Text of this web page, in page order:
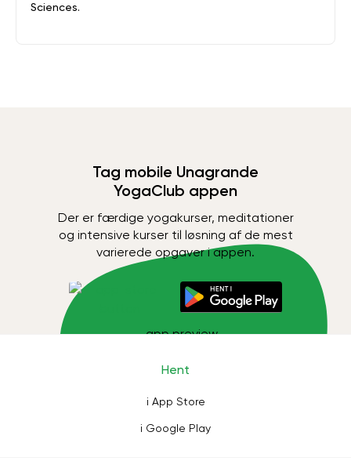
Sciences.
Tag mobile Unagrande
YogaClub appen
Der er færdige yogakurser, meditationer
og intensive kurser til løsning af de mest
varierede opgaver i appen.
Hent
i App Store
i Google Play